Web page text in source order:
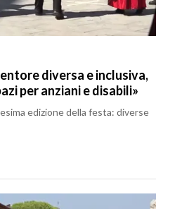
diversa e inclusiva,
per anziani e disabili»
edizione della festa: diverse